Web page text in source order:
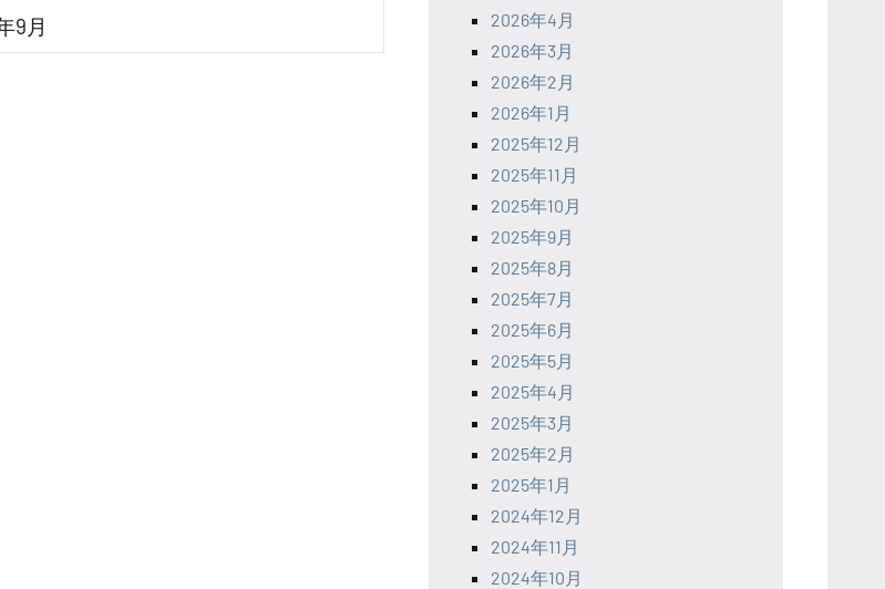
9月
2026年4月
2026年3月
2026年2月
2026年1月
2025年12月
2025年11月
2025年10月
2025年9月
2025年8月
2025年7月
2025年6月
2025年5月
2025年4月
2025年3月
2025年2月
2025年1月
2024年12月
2024年11月
2024年10月